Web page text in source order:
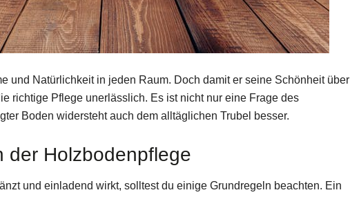
und Natürlichkeit in jeden Raum. Doch damit er seine Schönheit über
richtige Pflege unerlässlich. Es ist nicht nur eine Frage des
Boden widersteht auch dem alltäglichen Trubel besser.
der Holzbodenpflege
und einladend wirkt, solltest du einige Grundregeln beachten. Ein